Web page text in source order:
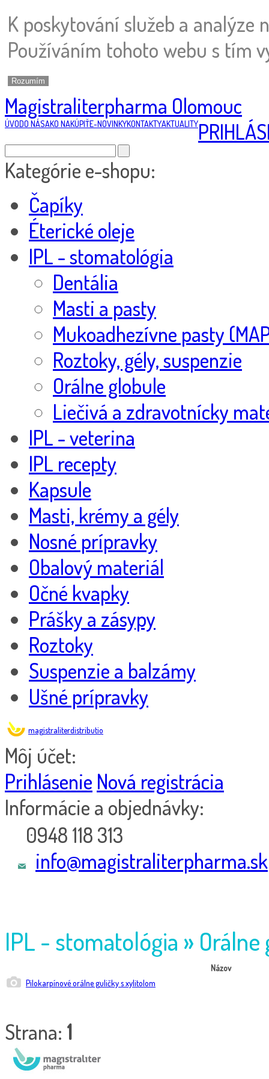
K poskytování služeb a analýze
Používáním tohoto webu s tím
Rozumím
Magistraliterpharma Olomouc
ÚVODO NÁSAKO NAKÚPIŤE-NOVINKYKONTAKTYAKTUALITY
Kategórie e-shopu:
Čapíky
Éterické oleje
IPL - stomatológia
Dentália
Masti a pasty
Mukoadhezívne pasty
Roztoky, gély, suspenzie
Orálne globule
Liečivá a zdravotnícky
IPL - veterina
IPL recepty
Kapsule
Masti, krémy a gély
Nosné prípravky
Obalový materiál
Očné kvapky
Prášky a zásypy
Roztoky
Suspenzie a balzámy
Ušné prípravky
magistraliterdistributio
Môj účet:
Prihlásenie Nová registrácia
Informácie a objednávky:
0948 118 313
info@magistraliterpharma.sk
IPL - stomatológia »
Názov
Pilokarpínové orálne guličky s xylitolom
Strana: 1